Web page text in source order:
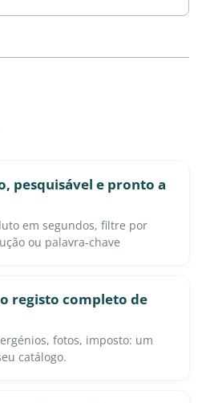
pesquisável e pronto a
em segundos, filtre por
ou palavra-chave
registo completo de
fotos, imposto: um
catálogo.